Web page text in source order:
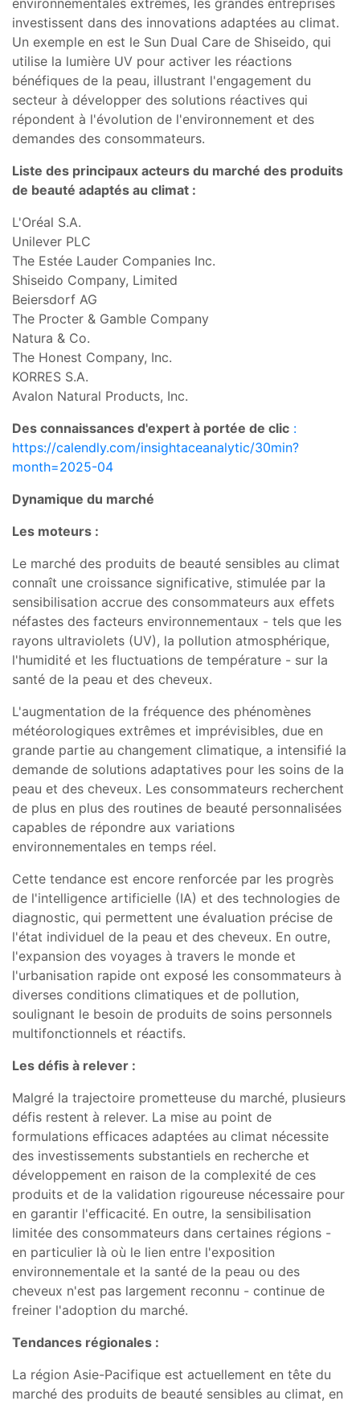
investissent dans des innovations adaptées au climat.
Un exemple en est le Sun Dual Care de Shiseido, qui
utilise la lumière UV pour activer les réactions
bénéfiques de la peau, illustrant l'engagement du
secteur à développer des solutions réactives qui
répondent à l'évolution de l'environnement et des
demandes des consommateurs.
Liste des principaux acteurs du marché des produits
de beauté adaptés au climat :
L'Oréal S.A.
Unilever PLC
The Estée Lauder Companies Inc.
Shiseido Company, Limited
Beiersdorf AG
The Procter & Gamble Company
Natura & Co.
The Honest Company, Inc.
KORRES S.A.
Avalon Natural Products, Inc.
Des connaissances d'expert à portée de clic :
https://calendly.com/insightaceanalytic/30min?
month=2025-04
Dynamique du marché
Les moteurs :
Le marché des produits de beauté sensibles au climat
connaît une croissance significative, stimulée par la
sensibilisation accrue des consommateurs aux effets
néfastes des facteurs environnementaux - tels que les
rayons ultraviolets (UV), la pollution atmosphérique,
l'humidité et les fluctuations de température - sur la
santé de la peau et des cheveux.
L'augmentation de la fréquence des phénomènes
météorologiques extrêmes et imprévisibles, due en
grande partie au changement climatique, a intensifié la
demande de solutions adaptatives pour les soins de la
peau et des cheveux. Les consommateurs recherchent
de plus en plus des routines de beauté personnalisées
capables de répondre aux variations
environnementales en temps réel.
Cette tendance est encore renforcée par les progrès
de l'intelligence artificielle (IA) et des technologies de
diagnostic, qui permettent une évaluation précise de
l'état individuel de la peau et des cheveux. En outre,
l'expansion des voyages à travers le monde et
l'urbanisation rapide ont exposé les consommateurs à
diverses conditions climatiques et de pollution,
soulignant le besoin de produits de soins personnels
multifonctionnels et réactifs.
Les défis à relever :
Malgré la trajectoire prometteuse du marché, plusieurs
défis restent à relever. La mise au point de
formulations efficaces adaptées au climat nécessite
des investissements substantiels en recherche et
développement en raison de la complexité de ces
produits et de la validation rigoureuse nécessaire pour
en garantir l'efficacité. En outre, la sensibilisation
limitée des consommateurs dans certaines régions -
en particulier là où le lien entre l'exposition
environnementale et la santé de la peau ou des
cheveux n'est pas largement reconnu - continue de
freiner l'adoption du marché.
Tendances régionales :
La région Asie-Pacifique est actuellement en tête du
marché des produits de beauté sensibles au climat, en